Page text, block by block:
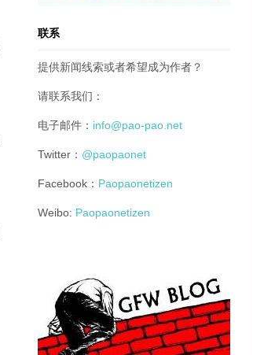
联系
提供新闻线索或者希望成为作者？
请联系我们：
电子邮件： info@pao-pao.net
Twitter： @paopaonet
Facebook： Paopaonetizen
Weibo: Paopaonetizen
gfw_blog_small.jpg